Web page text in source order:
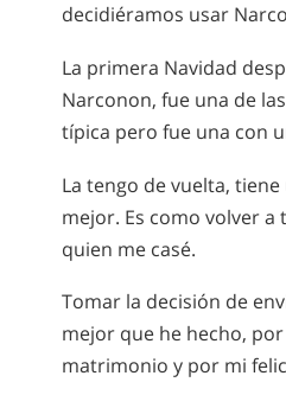
decidiéramos usar
La primera Navidad
Narconon, fue una de
típica pero fue una con
La tengo de vuelta,
mejor. Es como volver a
quien me casé.
Tomar la decisión de
mejor que he hecho,
matrimonio y por mi